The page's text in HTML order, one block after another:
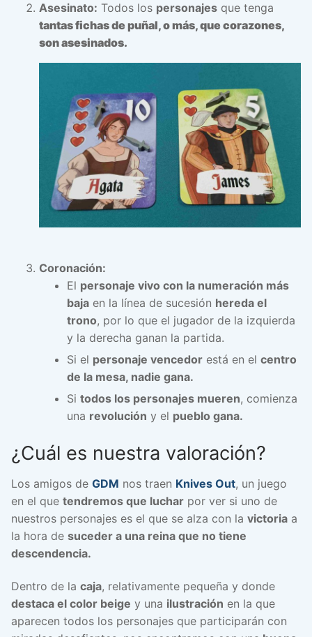
Asesinato: Todos los personajes que tenga
tantas fichas de puñal, o más, que corazones,
son asesinados.
Coronación:
El personaje vivo con la numeración más
baja en la línea de sucesión hereda el
trono, por lo que el jugador de la izquierda
y la derecha ganan la partida.
Si el personaje vencedor está en el centro
de la mesa, nadie gana.
Si todos los personajes mueren, comienza
una revolución y el pueblo gana.
¿Cuál es nuestra valoración?
Los amigos de GDM nos traen Knives Out, un juego
en el que tendremos que luchar por ver si uno de
nuestros personajes es el que se alza con la victoria a
la hora de suceder a una reina que no tiene
descendencia.
Dentro de la caja, relativamente pequeña y donde
destaca el color beige y una ilustración en la que
aparecen todos los personajes que participarán con